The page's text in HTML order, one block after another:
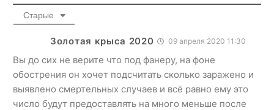
Старые
Золотая крыса 2020 09 апреля 2020 11:30
Вы до сих не верите что под фанеру, на фоне
обострения он хочет подсчитать сколько заражено и
выявлено смертельных случаев и всё равно ему это
число будут предоставлять на много меньше после